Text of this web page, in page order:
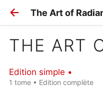
The Art of
THE ART
Edition simple •
1 tome • Edition complète